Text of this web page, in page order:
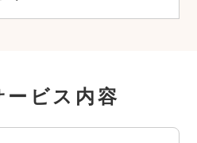
ービス内容